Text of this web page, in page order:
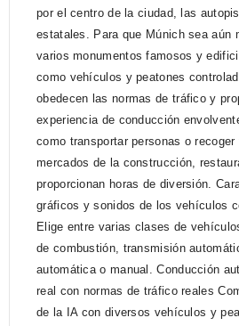
por el centro de la ciudad, las
estatales. Para que Múnich sea aún
varios monumentos famosos y
como vehículos y peatones
obedecen las normas de tráfico y
experiencia de conducción
como transportar personas o recoger
mercados de la construcción,
proporcionan horas de diversión.
gráficos y sonidos de los vehículos
Elige entre varias clases de
de combustión, transmisión
automática o manual. Conducción
real con normas de tráfico reales
de la IA con diversos vehículos y